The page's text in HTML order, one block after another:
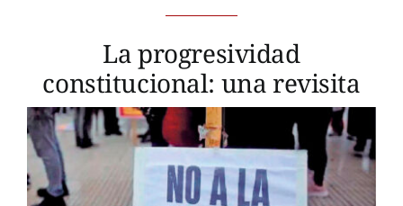
La progresividad
constitucional: una revisita